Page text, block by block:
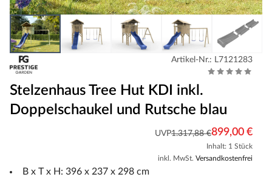
Artikel-Nr.: L7121283
Stelzenhaus Tree Hut KDI inkl.
Doppelschaukel und Rutsche blau
UVP1.317,88 €899,00 €
Inhalt: 1 Stück
inkl. MwSt. Versandkostenfrei
B x T x H: 396 x 237 x 298 cm